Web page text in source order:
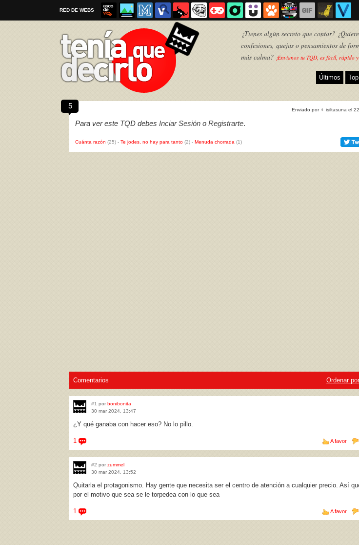
RED DE WEBS
¿Tienes algún secreto que contar?
confesiones, quejas o pensamientos de
más calma? ¡Envíanos tu TQD, es fácil, rápido
Últimos
5 Enviado por ♀ isiltasuna el
Para ver este TQD debes Inciar Sesión o Registrarte.
Cuánta razón (25) - Te jodes, no hay para tanto (2) - Menuda chorrada (1)
Comentarios Ordenar
#1 por bonibonita
30 mar 2024, 13:47
¿Y qué ganaba con hacer eso? No lo pillo.
1 A favor
#2 por zummel
30 mar 2024, 13:52
Quitarla el protagonismo. Hay gente que necesita ser el centro de atención a cualquier precio. Así
por el motivo que sea se le torpedea con lo que sea
1 A favor